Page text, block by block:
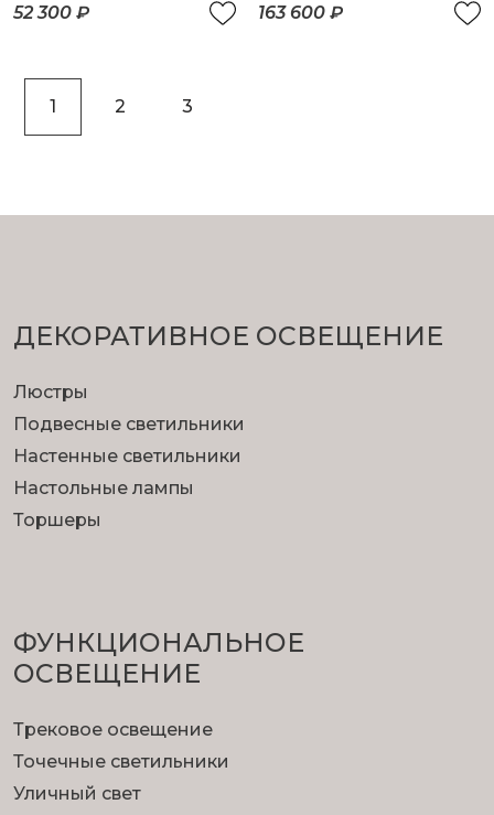
52 300 ₽
163 600 ₽
1 2 3
ДЕКОРАТИВНОЕ ОСВЕЩЕНИЕ
Люстры
Подвесные светильники
Настенные светильники
Настольные лампы
Торшеры
ФУНКЦИОНА­ЛЬНОЕ
ОСВЕЩЕНИЕ
Трековое освещение
Точечные светильники
Уличный свет